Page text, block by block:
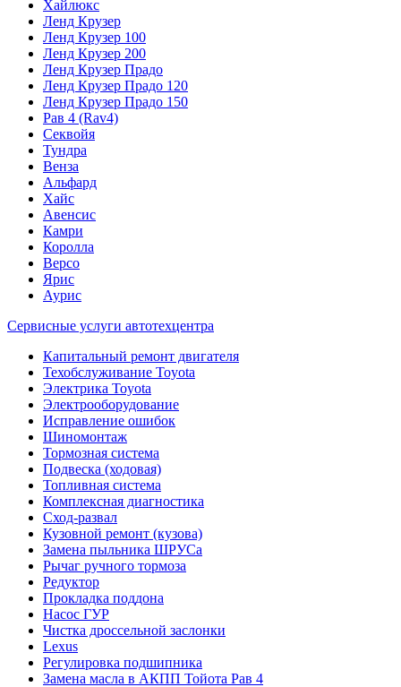
Хайлюкс
Ленд Крузер
Ленд Крузер 100
Ленд Крузер 200
Ленд Крузер Прадо
Ленд Крузер Прадо 120
Ленд Крузер Прадо 150
Рав 4 (Rav4)
Секвойя
Тундра
Венза
Альфард
Хайс
Авенсис
Камри
Королла
Версо
Ярис
Аурис
Сервисные услуги автотехцентра
Капитальный ремонт двигателя
Техобслуживание Toyota
Электрика Toyota
Электрооборудование
Исправление ошибок
Шиномонтаж
Тормозная система
Подвеска (ходовая)
Топливная система
Комплексная диагностика
Сход-развал
Кузовной ремонт (кузова)
Замена пыльника ШРУСа
Рычаг ручного тормоза
Редуктор
Прокладка поддона
Насос ГУР
Чистка дроссельной заслонки
Lexus
Регулировка подшипника
Замена масла в АКПП Тойота Рав 4